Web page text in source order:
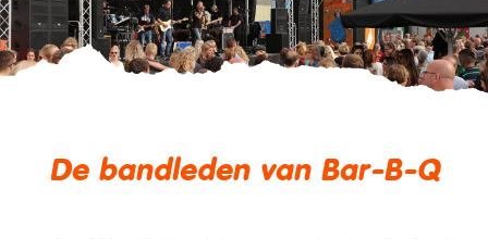
De bandleden van Bar-B-Q